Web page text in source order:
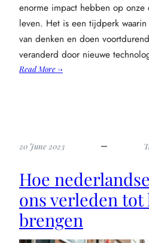
enorme impact hebben op
leven. Het is een tijdperk
van denken en doen
veranderd door nieuwe
Read More →:
en
blik
op
toekomst
20 June 2023
Hoe
ons verleden tot
brengen